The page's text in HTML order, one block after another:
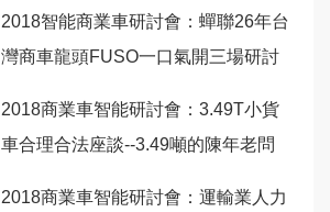
2018智能商業車研討會：蟬聯26年台
灣商車龍頭FUSO一口氣開三場研討
2018商業車智能研討會：3.49T小貨
車合理合法座談--3.49噸的陳年老問
2018商業車智能研討會：運輸業人力